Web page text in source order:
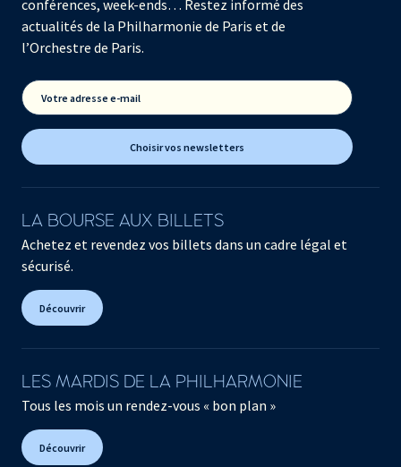
conférences, week-ends… Restez informé des
actualités de la Philharmonie de Paris et de
l’Orchestre de Paris.
Votre adresse e-mail
Choisir vos newsletters
LA BOURSE AUX BILLETS
Achetez et revendez vos billets dans un cadre légal et
sécurisé.
Découvrir
LES MARDIS DE LA PHILHARMONIE
Tous les mois un rendez-vous « bon plan »
Découvrir